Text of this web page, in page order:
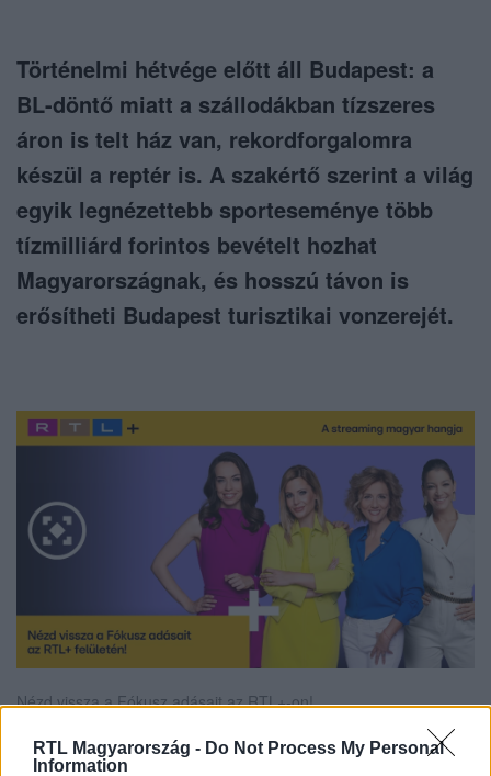
RTL Magyarország - Do Not Process My Personal
Information
Történelmi hétvége előtt áll Budapest: a
BL-döntő miatt a szállodákban tízszeres
áron is telt ház van, rekordforgalomra
készül a reptér is. A szakértő szerint a világ
egyik legnézettebb sporteseménye több
tízmilliárd forintos bevételt hozhat
Magyarországnak, és hosszú távon is
erősítheti Budapest turisztikai vonzerejét.
Nézd vissza a Fókusz adásait az RTL+-on!